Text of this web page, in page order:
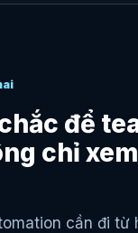
để
chỉ
cần đi từ